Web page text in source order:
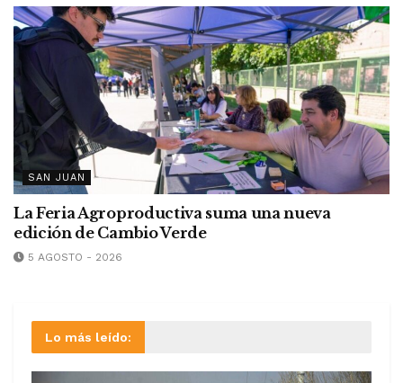
SAN JUAN
La Feria Agroproductiva suma una nueva
edición de Cambio Verde
5 AGOSTO - 2026
Lo más leído: